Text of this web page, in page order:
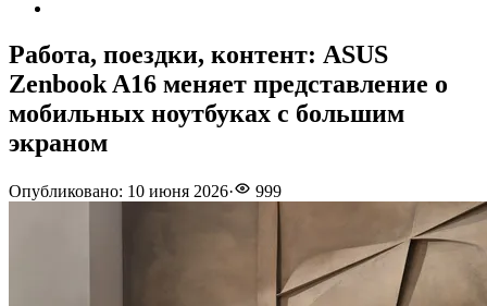
Работа, поездки, контент: ASUS
Zenbook A16 меняет представление о
мобильных ноутбуках с большим
экраном
Опубликовано: 10 июня 2026· 999